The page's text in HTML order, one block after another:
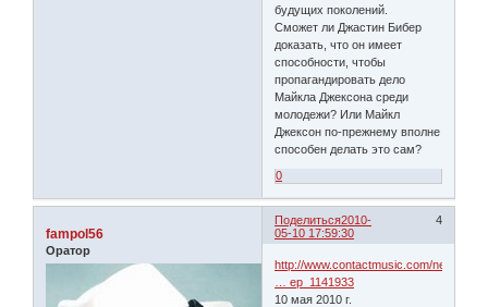
будущих поколений.
Сможет ли Джастин Бибер
доказать, что он имеет
способности, чтобы
пропагандировать дело
Майкла Джексона среди
молодежи? Или Майкл
Джексон по-прежнему вполне
способен делать это сам?
0
Поделиться 4
2010-
05-10 17:59:30
fampol56
Оратор
http://www.contactmusic.com/news.nsf/
… ер_1141933
10 мая 2010 г.